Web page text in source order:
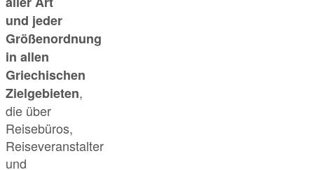
und jeder
Größenordnung
in allen
Griechischen
Zielgebieten,
die über
Reisebüros,
Reiseveranstalter
und